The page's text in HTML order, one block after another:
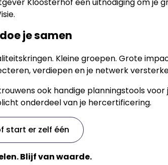
Kloosterhof een uitnodiging om
je samen
Kleine groepen. Grote
verdiepen en je netwerk
ook handige planningstools
onderdeel van je hercertificering.
start er zelf één
Blijf van waarde.